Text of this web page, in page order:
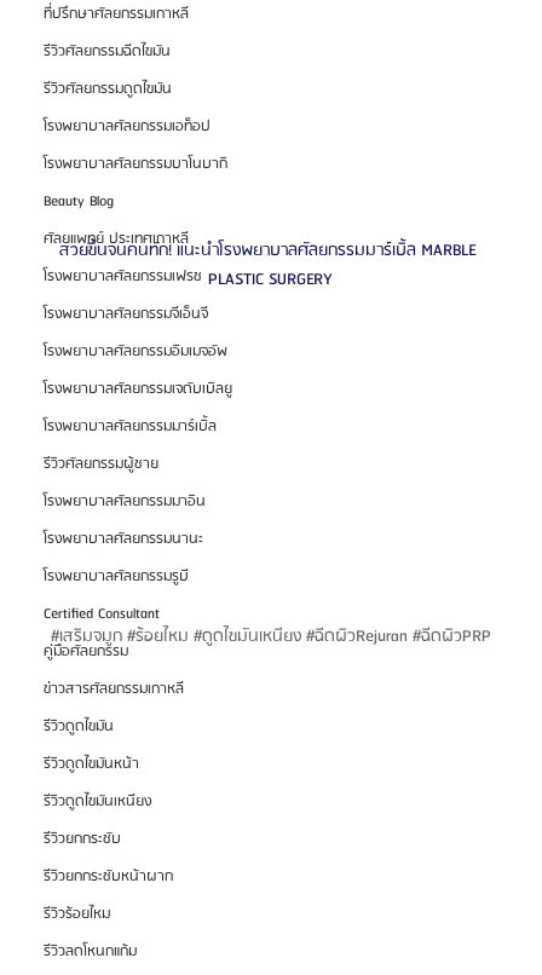
ที่ปรึกษาศัลยกรรมเกาหลี
รีวิวศัลยกรรมฉีดไขมัน
รีวิวศัลยกรรมดูดไขมัน
โรงพยาบาลศัลยกรรมเอท็อป
โรงพยาบาลศัลยกรรมบาโนบากิ
Beauty Blog
ศัลยแพทย์ ประเทศเกาหลี
โรงพยาบาลศัลยกรรมเฟรช
โรงพยาบาลศัลยกรรมจีเอ็นจี
โรงพยาบาลศัลยกรรมอิมเมจอัพ
โรงพยาบาลศัลยกรรมเจดับเบิลยู
โรงพยาบาลศัลยกรรมมาร์เบิ้ล
รีวิวศัลยกรรมผู้ชาย
โรงพยาบาลศัลยกรรมมาอิน
โรงพยาบาลศัลยกรรมนานะ
โรงพยาบาลศัลยกรรมรูบี
Certified Consultant
คู่มือศัลยกรรม
ข่าวสารศัลยกรรมเกาหลี
รีวิวดูดไขมัน
รีวิวดูดไขมันหน้า
รีวิวดูดไขมันเหนียง
รีวิวยกกระชับ
รีวิวยกกระชับหน้าผาก
รีวิวร้อยไหม
รีวิวลดโหนกแก้ม
สวยขึ้นจนคนทัก! แนะนำโรงพยาบาลศัลยกรรมมาร์เบิ้ล MARBLE
PLASTIC SURGERY
#เสริมจมูก #ร้อยไหม #ดูดไขมันเหนียง #ฉีดผิวRejuran #ฉีดผิวPRP